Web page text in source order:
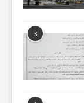
3